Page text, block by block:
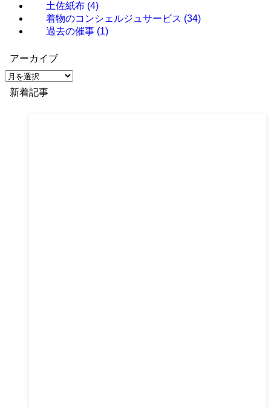
土佐紙布 (4)
着物のコンシェルジュサービス (34)
過去の催事 (1)
アーカイブ
ア
ー
新着記事